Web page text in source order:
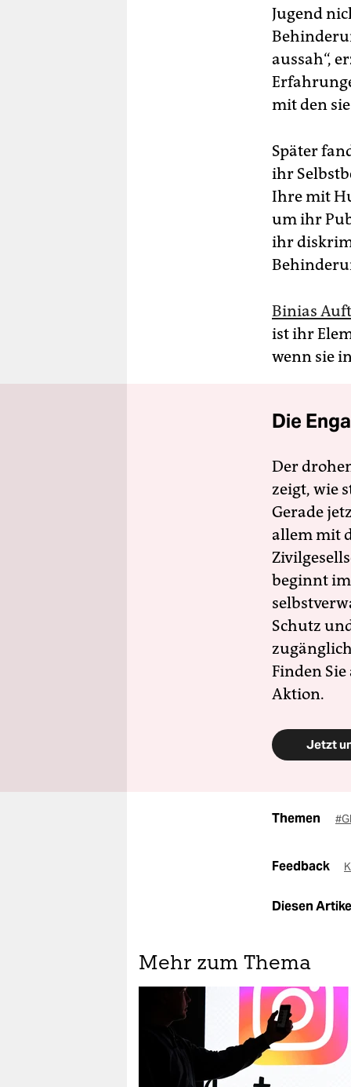
Jugend
aussah“,
mit den
Später
ihr
Ihre mit
um ihr
ihr
Binias
ist ihr
wenn sie
Die
Der
zeigt, wie
Gerade
allem mit
beginnt
Schutz
Finden
Aktion.
Jetzt
Themen
Feedback
Diesen
Mehr zum Thema